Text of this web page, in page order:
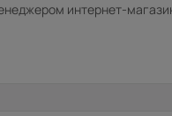
интернет-